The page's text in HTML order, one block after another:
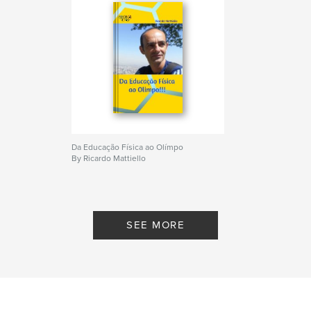
https://www.facebook.com/mattiellosfamilia/
Features & Details
Primary Category: Family History / Family Tree
# of Pages:378
Hardcover, Dust Jacket: 9780368728693
May 03, 2019
Da Educação Física ao Olímpo
By Ricardo Mattiello
SEE MORE